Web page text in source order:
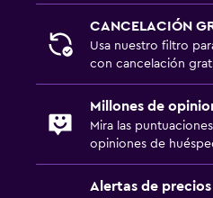
CANCELACIÓN
Usa nuestro filtro
con cancelación
Millones de
Mira las
opiniones de
Alertas de precios